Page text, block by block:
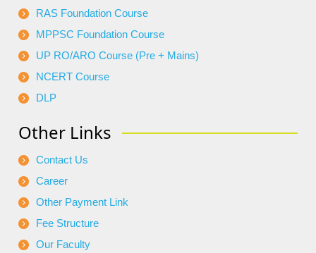
RAS Foundation Course
MPPSC Foundation Course
UP RO/ARO Course (Pre + Mains)
NCERT Course
DLP
Other Links
Contact Us
Career
Other Payment Link
Fee Structure
Our Faculty